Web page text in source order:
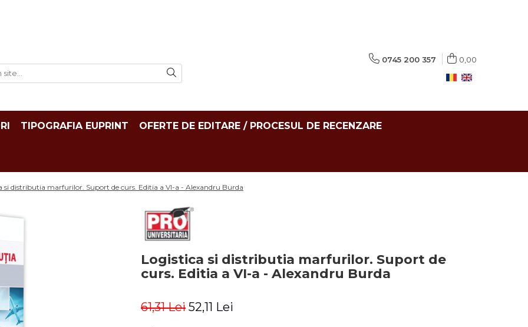
0745 200 357 0,00
TIPOGRAFIA EUPRINT OFERTE DE EDITARE / PROCESUL DE RECENZARE
si distributia marfurilor. Suport de curs. Editia a VI-a - Alexandru Burda
Logistica si distributia marfurilor. Suport de
curs. Editia a VI-a - Alexandru Burda
61,31 Lei 52,11 Lei